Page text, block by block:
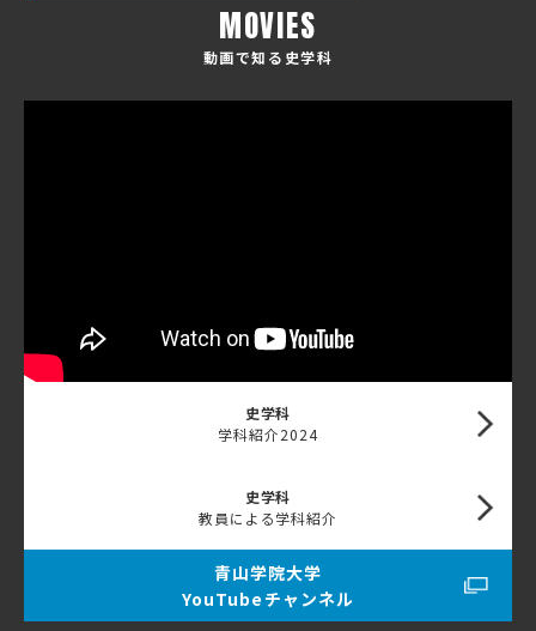
MOVIES
動画で知る史学科
史学科
学科紹介2024
史学科
教員による学科紹介
青山学院大学
YouTubeチャンネル